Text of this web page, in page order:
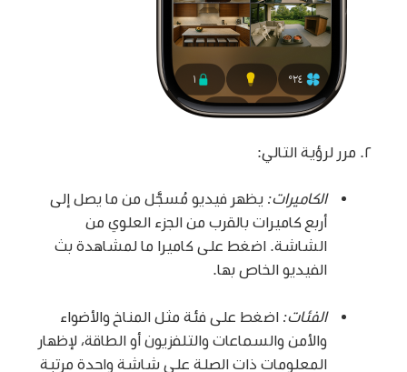
مرر لرؤية التالي:
الكاميرات:يظهر فيديو مُسجَّل من ما يصل إلى
أربع كاميرات بالقرب من الجزء العلوي من
الشاشة. اضغط على كاميرا ما لمشاهدة بث
الفيديو الخاص بها.
الفئات:اضغط على فئة مثل المناخ والأضواء
والأمن والسماعات والتلفزيون أو الطاقة، لإظهار
المعلومات ذات الصلة على شاشة واحدة مرتبة